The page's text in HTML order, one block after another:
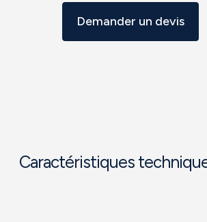
Demander un devis
Caractéristiques